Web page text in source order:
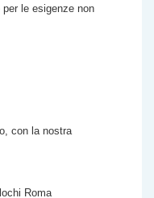
le esigenze non
con la nostra
Roma